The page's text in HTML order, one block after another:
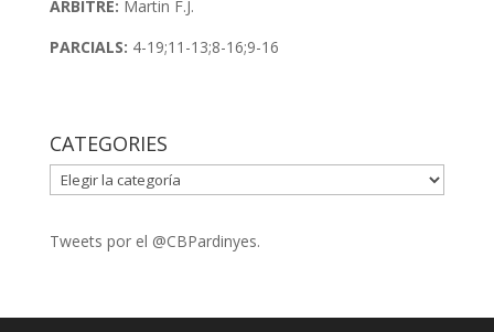
ÀRBITRE: Martin F.J.
PARCIALS: 4-19;11-13;8-16;9-16
CATEGORIES
CATEGORIES
Tweets por el @CBPardinyes.